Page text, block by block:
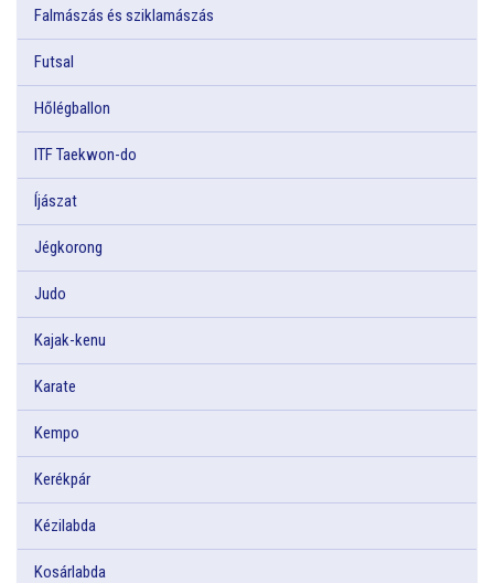
Falmászás és sziklamászás
Futsal
Hőlégballon
ITF Taekwon-do
Íjászat
Jégkorong
Judo
Kajak-kenu
Karate
Kempo
Kerékpár
Kézilabda
Kosárlabda